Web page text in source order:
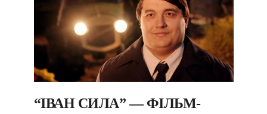
“IВАН СИЛА” — ФІЛЬМ-